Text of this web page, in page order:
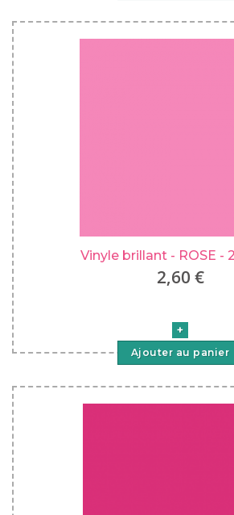
Vinyle brillant - ROSE -
2,60 €
Ajouter au panier